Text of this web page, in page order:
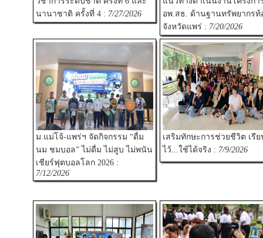
นานาชาติ ครั้งที่ 4 : 7/27/2026
อพ.สธ. ด้านฐานทรัพยากรท้
จังหวัดแพร่ : 7/20/2026
ม.แม่โจ้-แพร่ฯ จัดกิจกรรม “ดื่ม
นม ชมบอล” ไม่ดื่ม ไม่สูบ ไม่พนัน
เชียร์ฟุตบอลโลก 2026 :
7/12/2026
เสริมทักษะการช่วยชีวิต เรีย
ไว้...ใช้ได้จริง : 7/9/2026